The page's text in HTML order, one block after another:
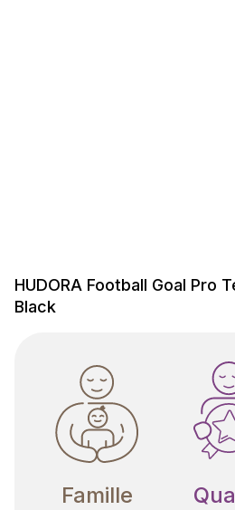
HUDORA Football Goal Pro
Black
Famille